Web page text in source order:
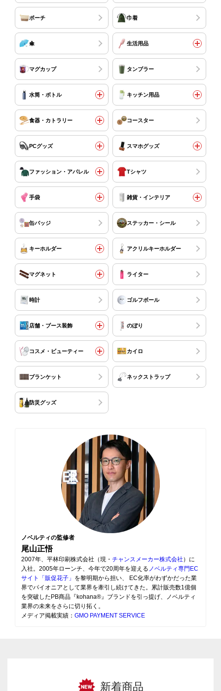
ポーチ 巾着
傘 生活用品
マグカップ タンブラー
水筒・ボトル キッチン用品
食器・カトラリー コースター
PCグッズ スマホグッズ
ファッション・アパレル Tシャツ
手袋 雑貨・インテリア
缶バッジ ステッカー・シール
キーホルダー アクリルキーホルダー
マグネット ライター
時計 ゴルフボール
店舗・ブース装飾 のぼり
コスメ・ビューティー カイロ
ブランケット ネックストラップ
防災グッズ
ノベルティの監修者
尾山正悟
2007年、平林印刷株式会社（現・ チャンスメーカー株式会社 ）に
入社。2005年ローンチ、今年で20周年を迎える ノベルティ専門EC
サイト「販促花子」 を黎明期から担い、 EC化率がわずかだった業
界でパイオニアとして業界を牽引し続けてきた。累計販売数1億個
を突破したPB商品『kohana®』ブランドを引っ提げ、ノベルティ
業界の未来をさらに切り拓く。
メディア掲載実績： GMO PAYMENT SERVICE
新着商品